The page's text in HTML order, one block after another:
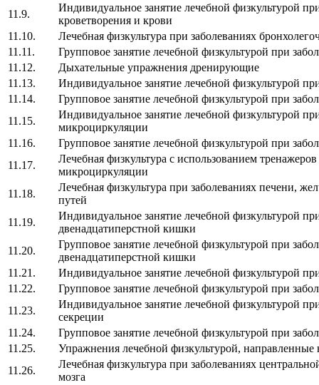
11.9.
Индивидуальное занятие лечебной физкультурой
кроветворения и крови
11.10.
Лечебная физкультура при заболеваниях
11.11.
Групповое занятие лечебной физкультурой при
11.12.
Дыхательные упражнения дренирующие
11.13.
Индивидуальное занятие лечебной физкультурой
11.14.
Групповое занятие лечебной физкультурой при
11.15.
Индивидуальное занятие лечебной физкультурой
микроциркуляции
11.16.
Групповое занятие лечебной физкультурой при
11.17.
Лечебная физкультура с использованием
микроциркуляции
11.18.
Лечебная физкультура при заболеваниях печени,
путей
11.19.
Индивидуальное занятие лечебной физкультурой
двенадцатиперстной кишки
11.20.
Групповое занятие лечебной физкультурой при
двенадцатиперстной кишки
11.21.
Индивидуальное занятие лечебной физкультурой
11.22.
Групповое занятие лечебной физкультурой при
11.23.
Индивидуальное занятие лечебной физкультурой
секреции
11.24.
Групповое занятие лечебной физкультурой при
11.25.
Упражнения лечебной физкультурой,
11.26.
Лечебная физкультура при заболеваниях
мозга